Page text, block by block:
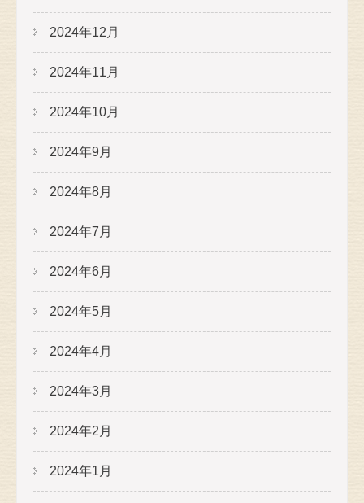
2024年12月
2024年11月
2024年10月
2024年9月
2024年8月
2024年7月
2024年6月
2024年5月
2024年4月
2024年3月
2024年2月
2024年1月